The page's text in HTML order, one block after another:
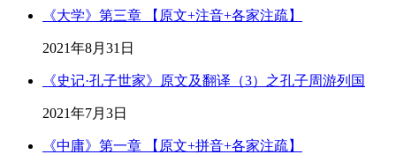
《大学》第三章 【原文+注音+各家注疏】
2021年8月31日
《史记·孔子世家》原文及翻译（3）之孔子周游列国
2021年7月3日
《中庸》第一章 【原文+拼音+各家注疏】